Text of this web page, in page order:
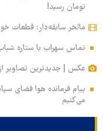
تومان رسید!
مالخر سابقه‌دار: قطعات
تماس سهراب با ستاره
عکس | جدیدترین تصاویر
پیام فرمانده هوا فضای
می‌کنیم